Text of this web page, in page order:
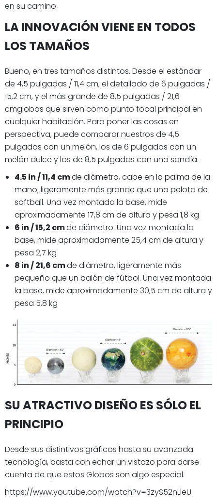
en su camino
LA INNOVACIÓN VIENE EN TODOS
LOS TAMAÑOS
Bueno, en tres tamaños distintos. Desde el estándar
de 4,5 pulgadas / 11,4 cm, el detallado de 6 pulgadas /
15,2 cm, y el más grande de 8,5 pulgadas / 21,6
cmglobos que sirven como punto focal principal en
cualquier habitación. Para poner las cosas en
perspectiva, puede comparar nuestros de 4,5
pulgadas con un melón, los de 6 pulgadas con un
melón dulce y los de 8,5 pulgadas con una sandía.
4.5 in / 11,4 cmde diámetro, cabe en la palma de la
mano; ligeramente más grande que una pelota de
softball. Una vez montada la base, mide
aproximadamente 17,8 cm de altura y pesa 1,8 kg
6 in / 15,2 cmde diámetro. Una vez montada la
base, mide aproximadamente 25,4 cm de altura y
pesa 2,7 kg
8 in / 21,6 cmde diámetro, ligeramente más
pequeño que un balón de fútbol. Una vez montada
la base, mide aproximadamente 30,5 cm de altura y
pesa 5,8 kg
SU ATRACTIVO DISEÑO ES SÓLO EL
PRINCIPIO
Desde sus distintivos gráficos hasta su avanzada
tecnología, basta con echar un vistazo para darse
cuenta de que estos Globos son algo especial.
https://www.youtube.com/watch?v=3zyS52nLleU